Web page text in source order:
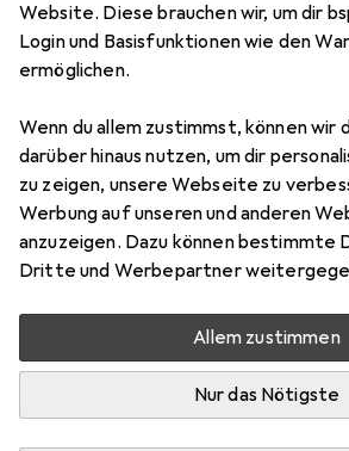
Website. Diese brauchen wir, um dir
Login und Basisfunktionen wie den
ermöglichen.
Wenn du allem zustimmst, können wir
darüber hinaus nutzen, um dir
zu zeigen, unsere Webseite zu
Werbung auf unseren und anderen
anzuzeigen. Dazu können bestimmte
Dritte und Werbepartner
Allem zustimmen
Nur das Nötigste
SnapstyleHochflor
Palace
140 x 200 cm
Preis in EUR inkl. MwSt.
EUR
109,90
76
Bewertungen Marke
Mehr
Mehr als 10 Stück an Lager beim
Lieferort angeben für genaue